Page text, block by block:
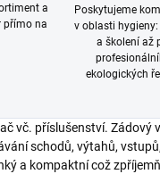
a
přímo na
Poskytujeme
v oblasti
a školení až
ekologických
vč. příslušenství. Zádový
schodů, výtahů,
a kompaktní což